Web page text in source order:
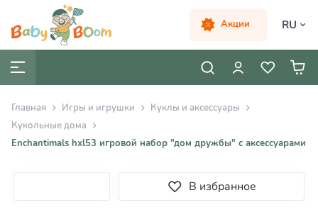
Акции RU
Главная Игры и игрушки
Куклы и аксессуары
Кукольные домa
Enchantimals hxl53 игровой набор "дом дружбы" с аксессуарами
В избранное